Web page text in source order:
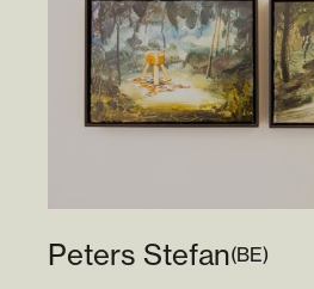
Peters Stefan(BE)